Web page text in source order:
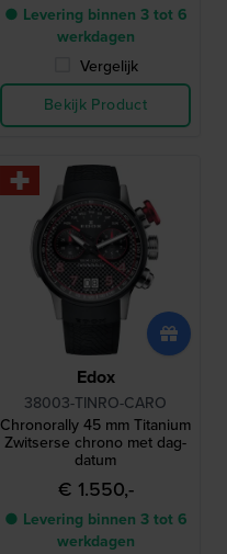
● Levering binnen 3 tot 6
werkdagen
Vergelijk
Bekijk Product
Edox
38003-TINRO-CARO
Chronorally 45 mm Titanium
Zwitserse chrono met dag-
datum
€ 1.550,-
● Levering binnen 3 tot 6
werkdagen